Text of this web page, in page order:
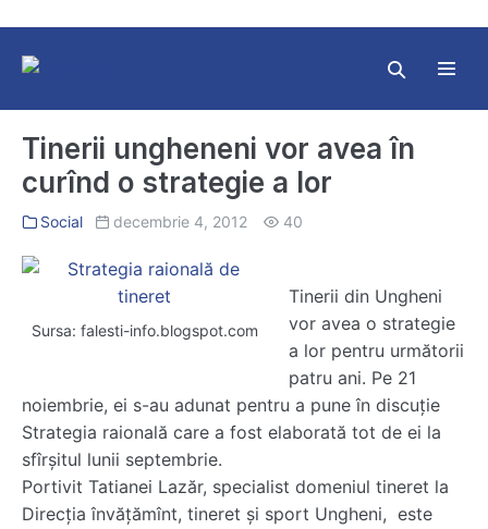
content
Search
Tinerii ungheneni vor avea în
curînd o strategie a lor
Social decembrie 4, 2012 40
Sursa: falesti-info.blogspot.com
Tinerii din Ungheni
vor avea o strategie
a lor pentru următorii
patru ani. Pe 21
noiembrie, ei s-au adunat pentru a pune în discuţie
Strategia raională care a fost elaborată tot de ei la
sfîrşitul lunii septembrie.
Portivit Tatianei Lazăr, specialist domeniul tineret la
Direcţia învăţămînt, tineret şi sport Ungheni, este